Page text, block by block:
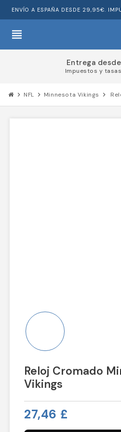
ENVÍO A ESPAÑA DESDE 29,95€.
view_headline
Entrega
Impuestos y
chevron_right NFL chevron_right Minnesota Vikings chevron_right
Reloj Cromado
Vikings
27,46 £